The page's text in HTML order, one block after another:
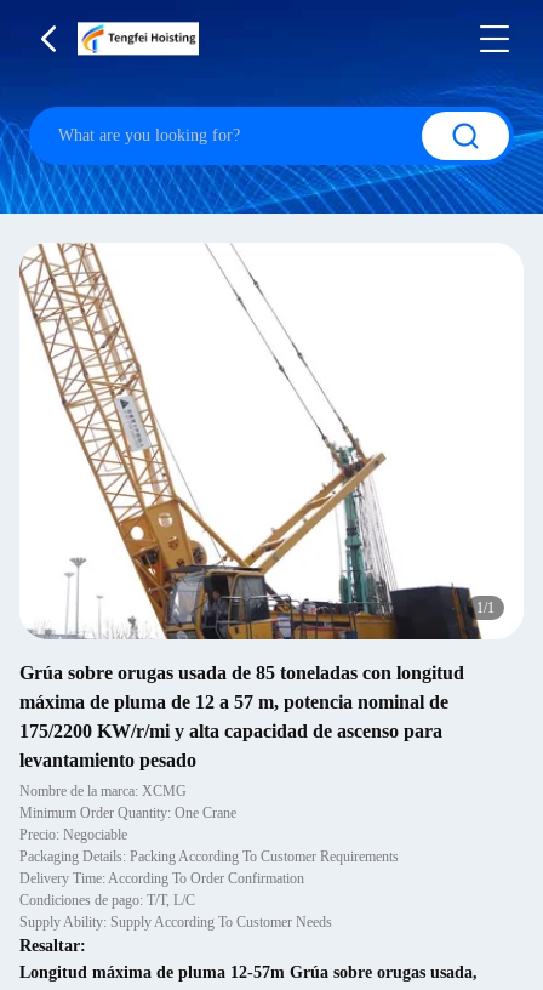
1/1
Grúa sobre orugas usada de 85 toneladas con longitud
máxima de pluma de 12 a 57 m, potencia nominal de
175/2200 KW/r/mi y alta capacidad de ascenso para
levantamiento pesado
Nombre de la marca: XCMG
Minimum Order Quantity: One Crane
Precio: Negociable
Packaging Details: Packing According To Customer Requirements
Delivery Time: According To Order Confirmation
Condiciones de pago: T/T, L/C
Supply Ability: Supply According To Customer Needs
Resaltar:
Longitud máxima de pluma 12-57m Grúa sobre orugas usada,